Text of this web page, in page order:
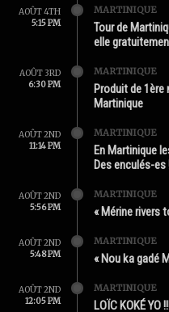
AOÛT 4TH
5:15 PM
MARTINIQUE
Tour de
elle
AOÛT 3RD
6:30 PM
MARTINIQUE
Produit de
Martinique
AOÛT 2ND
11:14 PM
MARTINIQUE
En Martinique
Des enculés-es
AOÛT 2ND
5:56 PM
MARTINIQUE
« Mérine rivers
AOÛT 2ND
5:48 PM
MARTINIQUE
« Nou ka gadé
AOÛT 2ND
12:05 PM
MARTINIQUE
LOÏC KOKÉ YO